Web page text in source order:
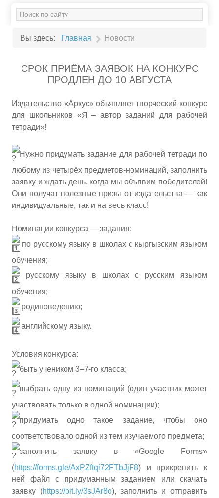
Искать...
Вы здесь: Главная Новости
СРОК ПРИЁМА ЗАЯВОК НА КОНКУРС
ПРОДЛЕН ДО 10 АВГУСТА
Издательство «Аркус» объявляет творческий конкурс
для школьников «Я – автор заданий для рабочей
тетради»!
Нужно придумать задание для рабочей тетради по
любому из четырёх предметов-номинаций, заполнить
заявку и ждать день, когда мы объявим победителей!
Они получат полезные призы от издательства — как
индивидуальные, так и на весь класс!
Номинации конкурса — задания:
по русскому языку в школах с кыргызским языком
обучения;
русскому языку в школах с русским языком
обучения;
родиноведению;
английскому языку.
Условия конкурса:
быть учеником 3–7-го класса;
выбрать одну из номинаций (один участник может
участвовать только в одной номинации);
придумать одно такое задание, чтобы оно
соответствовало одной из тем изучаемого предмета;
заполнить заявку в «Google Forms»
(https://forms.gle/AxPZftqi72FTbJjF8) и прикрепить к
ней файл с придуманным заданием или скачать
заявку (https://bit.ly/3sJAr8o), заполнить и отправить